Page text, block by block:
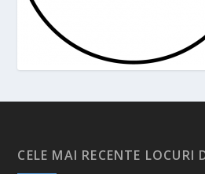
CELE MAI RECENTE LOCURI